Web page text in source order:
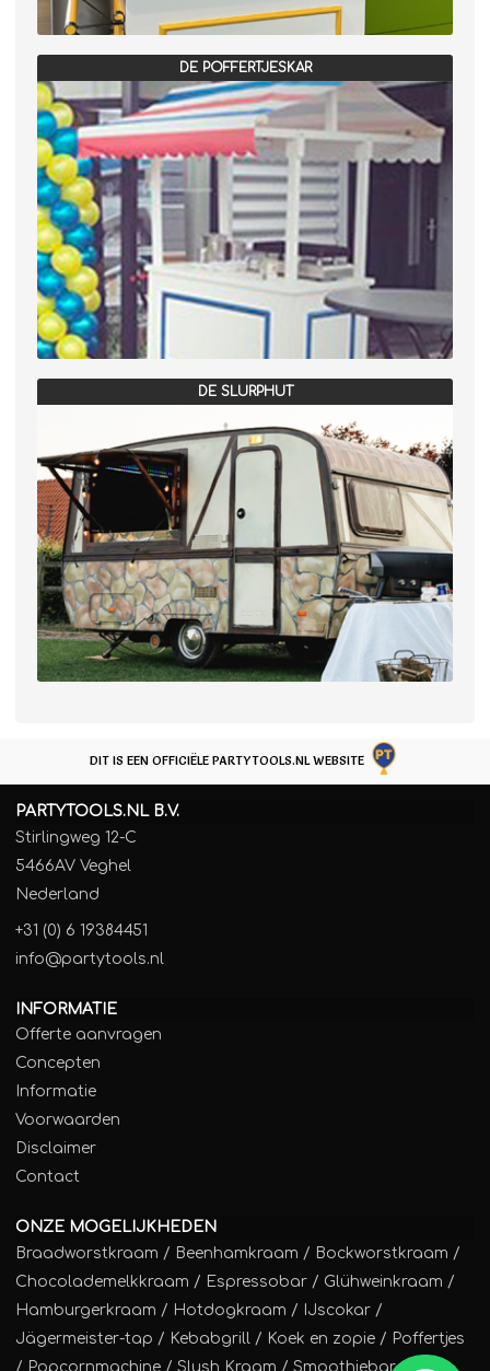
DE POFFERTJESKAR
DE SLURPHUT
DIT IS EEN OFFICIËLE PARTYTOOLS.NL WEBSITE
PARTYTOOLS.NL B.V.
Stirlingweg 12-C
5466AV Veghel
Nederland
+31 (0) 6 19384451
info@partytools.nl
INFORMATIE
Offerte aanvragen
Concepten
Informatie
Voorwaarden
Disclaimer
Contact
ONZE MOGELIJKHEDEN
Braadworstkraam / Beenhamkraam / Bockworstkraam /
Chocolademelkkraam / Espressobar / Glühweinkraam /
Hamburgerkraam / Hotdogkraam / IJscokar /
Jägermeister-tap / Kebabgrill / Koek en zopie / Poffertjes
/ Popcornmachine / Slush Kraam / Smoothiebar/